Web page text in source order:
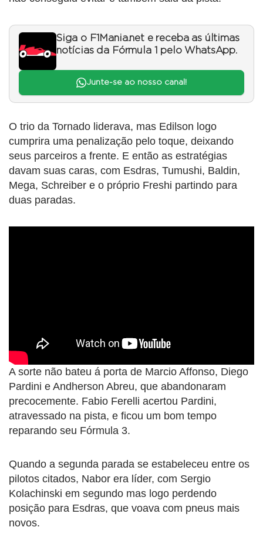
Siga o F1Mania.net e receba as últimas
notícias da Fórmula 1 pelo WhatsApp.
Junte-se ao nosso canal!
O trio da Tornado liderava, mas Edilson logo
cumprira uma penalização pelo toque, deixando
seus parceiros a frente. E então as estratégias
davam suas caras, com Esdras, Tumushi, Baldin,
Mega, Schreiber e o próprio Freshi partindo para
duas paradas.
A sorte não bateu á porta de Marcio Affonso, Diego
Pardini e Andherson Abreu, que abandonaram
precocemente. Fabio Ferelli acertou Pardini,
atravessado na pista, e ficou um bom tempo
reparando seu Fórmula 3.
Quando a segunda parada se estabeleceu entre os
pilotos citados, Nabor era líder, com Sergio
Kolachinski em segundo mas logo perdendo
posição para Esdras, que voava com pneus mais
novos.